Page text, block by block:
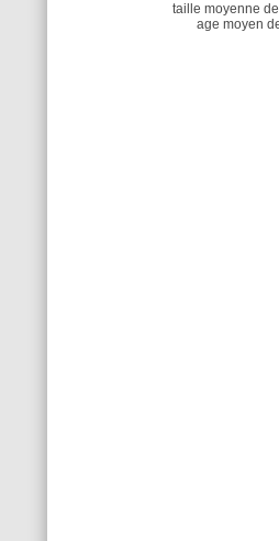
taille moyenne
age moyen